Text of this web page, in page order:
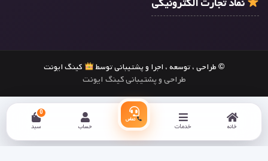
خانه خدمات
تماس
حساب سبد
0
نماد تجارت الکترونیکی
© طراحی ، توسعه ، اجرا و پشتیبانی توسط کینگ ایونت
طراحی و پشتیبانی کینگ ایونت